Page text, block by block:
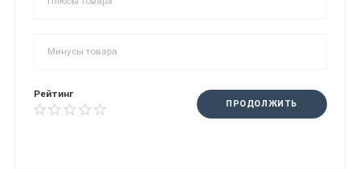
Рейтинг
ПРОДОЛЖИТЬ